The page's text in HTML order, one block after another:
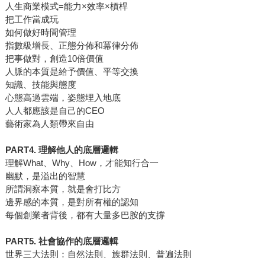
人生商業模式=能力×效率×槓桿
把工作當成玩
如何做好時間管理
指數級增長、正態分佈和冪律分佈
把事做對，創造10倍價值
人脈的本質是給予價值、平等交換
知識、技能與態度
心態高過雲端，姿態埋入地底
人人都應該是自己的CEO
藝術家為人類帶來自由
PART4. 理解他人的底層邏輯
理解What、Why、How，才能知行合一
幽默，是溢出的智慧
所謂洞察本質，就是會打比方
邊界感的本質，是對所有權的認知
每個創業者背後，都有大量多巴胺的支撐
PART5. 社會協作的底層邏輯
世界三大法則：自然法則、族群法則、普遍法則